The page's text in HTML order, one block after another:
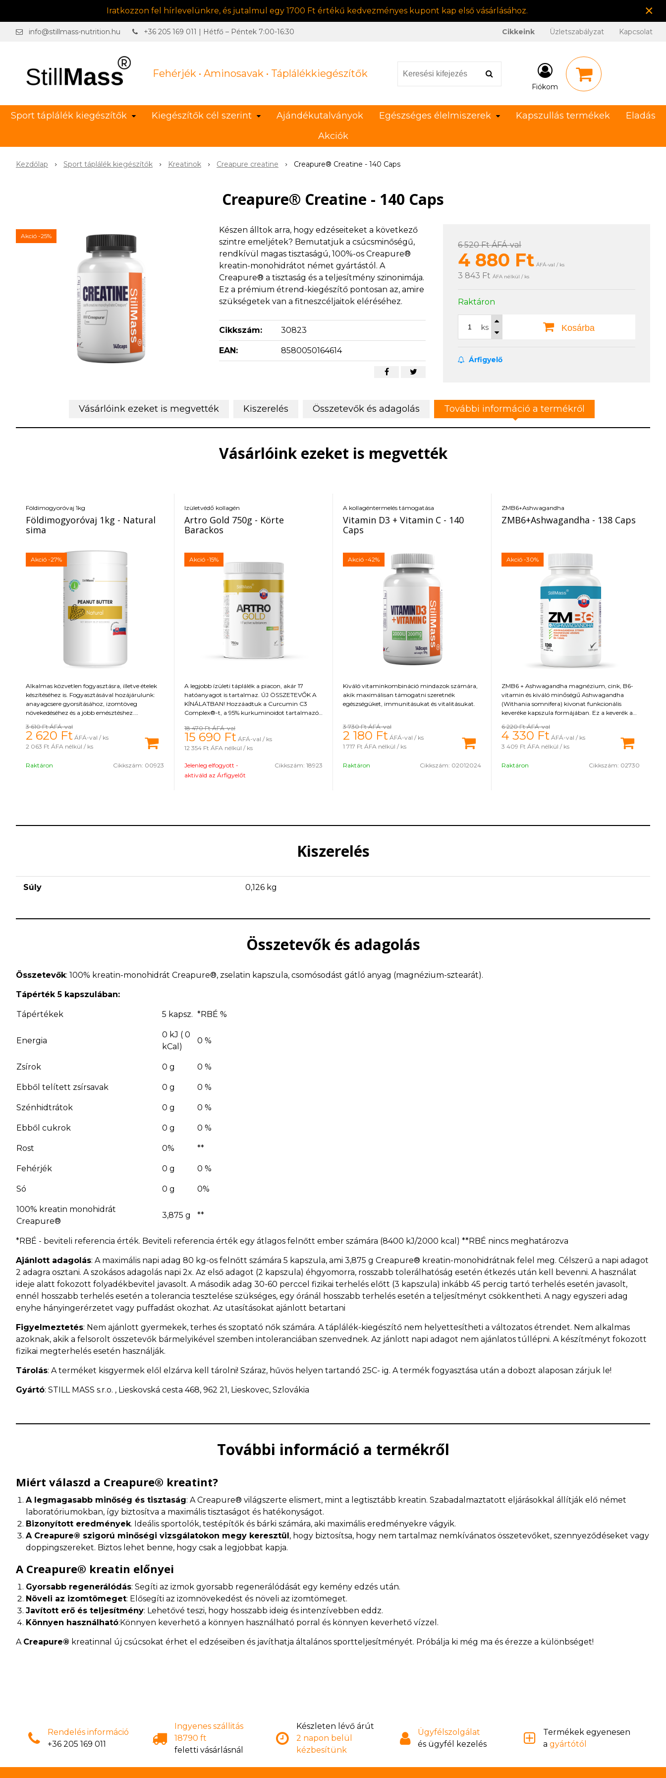
Iratkozzon fel hírlevelünkre, és jutalmul egy 1700 Ft értékű kedvezményes kupont kap első vásárlásához. ×
Fehérjék • Aminosavak • Táplálékkiegészítők
info@stillmass-nutrition.hu +36 205 169 011 | Hétfő – Péntek 7:00-16:30 Cikkeink Üzletszabályzat Kapcsolat
Fiókom
Sport táplálék kiegészítők Kiegészítők cél szerint Ajándékutalványok Egészséges élelmiszerek Kapszullás termékek
Eladás
Akciók
Kezdőlap Sport táplálék kiegészítők Kreatinok Creapure creatine Creapure® Creatine - 140 Caps
Creapure® Creatine - 140 Caps
Akció -25%
6 520 FtÁFÁ-val
4 880 Ft ÁFÁ-val / ks
3 843 Ft ÁFA nélkül / ks
Raktáron
ks Kosárba
Árfigyelő
Készen álltok arra, hogy edzéseiteket a következő
szintre emeljétek? Bemutatjuk a csúcsminőségű,
rendkívül magas tisztaságú, 100%-os Creapure®
kreatin-monohidrátot német gyártástól. A
Creapure® a tisztaság és a teljesítmény szinonimája.
Ez a prémium étrend-kiegészítő pontosan az, amire
szükségetek van a fitneszcéljaitok eléréséhez.
Cikkszám: 30823
EAN: 8580050164614
Vásárlóink ezeket is megvették Kiszerelés Összetevők és adagolás További információ a termékről
Vásárlóink ezeket is megvették
Földimogyoróvaj 1kg
Földimogyoróvaj 1kg - Natural
sima
Akció -27%
Alkalmas közvetlen fogyasztásra, illetve ételek
készítéséhez is. Fogyasztásával hozájárulunk:
anayagcsere gyorsításához, izomtöveg
növekedéséhez és a jobb emésztéshez.
nátrium, magnézium, réz, szelén, cink, foszfor,
mangán, omega 3 és 6 zsírsavak, folsav,
pantoténsav, vitamin B és E.
3 610 FtÁFÁ-val
2 620 Ft ÁFÁ-val / ks
2 063 Ft ÁFA nélkül / ks
Raktáron Cikkszám: 00923
Izületvédő kollagén
Artro Gold 750g - Körte
Barackos
Akció -15%
A legjobb ízületi táplálék a piacon, akár 17
hatóanyagot is tartalmaz. ÚJ ÖSSZETEVŐK A
KÍNÁLATBAN! Hozzáadtuk a Curcumin C3
Complex®-t, a 95% kurkuminoidot tartalmazó
tulajdonságokkal rendelkezik, valamint az Opti
7 Digest nevű emésztőenzimek keverékét a
tápanyagok hatékony felszívódásához és
az egészséges ízületek és kötőszövetek
támogatására. A termék természetes stevia
18 470 FtÁFÁ-val
15 690 Ft ÁFÁ-val / ks
12 354 Ft ÁFA nélkül / ks
Jelenleg elfogyott -
aktiváld az Árfigyelőt
Cikkszám: 18923
A kollagéntermelés támogatása
Vitamin D3 + Vitamin C - 140
Caps
Akció -42%
Kiváló vitaminkombináció mindazok számára,
akik maximálisan támogatni szeretnék
egészségüket, immunitásukat és vitalitásukat.
3 730 FtÁFÁ-val
2 180 Ft ÁFÁ-val / ks
1 717 Ft ÁFA nélkül / ks
Raktáron Cikkszám: 02012024
ZMB6+Ashwagandha
ZMB6+Ashwagandha - 138 Caps
Akció -30%
ZMB6 + Ashwagandha magnézium, cink, B6-
vitamin és kiváló minőségű Ashwagandha
(Withania somnifera) kivonat funkcionális
keveréke kapszula formájában. Ez a keverék a
pozitív hatással van a szervezetre, hozzájárul a
vér normál tesztoszteronszintjének
fenntartásához. 500 mg Ashwagandha kivonat
adagban), amely a fő összetevője.
6 220 FtÁFÁ-val
4 330 Ft ÁFÁ-val / ks
3 409 Ft ÁFA nélkül / ks
Raktáron Cikkszám: 02730
Kiszerelés
Súly 0,126 kg
Összetevők és adagolás
Összetevők: 100% kreatin-monohidrát Creapure®, zselatin kapszula, csomósodást gátló anyag (magnézium-sztearát).
Tápérték 5 kapszulában:
Tápértékek 5 kapsz. *RBÉ %
Energia
0 kJ ( 0
kCal)
0 %
Zsírok 0 g 0 %
Ebből telített zsírsavak 0 g 0 %
Szénhidtrátok 0 g 0 %
Ebből cukrok 0 g 0 %
Rost 0% **
Fehérjék 0 g 0 %
Só 0 g 0%
100% kreatin monohidrát
Creapure®
3,875 g **
*RBÉ - beviteli referencia érték. Beviteli referencia érték egy átlagos felnőtt ember számára (8400 kJ/2000 kcal) **RBÉ nincs meghatározva
Ajánlott adagolás: A maximális napi adag 80 kg-os felnőtt számára 5 kapszula, ami 3,875 g Creapure® kreatin-monohidrátnak felel meg. Célszerű a napi adagot
2 adagra osztani. A szokásos adagolás napi 2x. Az első adagot (2 kapszula) éhgyomorra, rosszabb tolerálhatóság esetén étkezés után kell bevenni. A használat
ideje alatt fokozott folyadékbevitel javasolt. A második adag 30-60 perccel fizikai terhelés előtt (3 kapszula) inkább 45 percig tartó terhelés esetén javasolt,
ennél hosszabb terhelés esetén a tolerancia tesztelése szükséges, egy óránál hosszabb terhelés esetén a teljesítményt csökkentheti. A nagy egyszeri adag
enyhe hányingerérzetet vagy puffadást okozhat. Az utasításokat ajánlott betartani
Figyelmeztetés: Nem ajánlott gyermekek, terhes és szoptató nők számára. A táplálék-kiegészítő nem helyettesítheti a változatos étrendet. Nem alkalmas
azoknak, akik a felsorolt összetevők bármelyikével szemben intoleranciában szenvednek. Az jánlott napi adagot nem ajánlatos túllépni. A készítményt fokozott
fizikai megterhelés esetén használják.
Tárolás: A terméket kisgyermek elől elzárva kell tárolni! Száraz, hűvös helyen tartandó 25C- ig. A termék fogyasztása után a dobozt alaposan zárjuk le!
Gyártó: STILL MASS s.r.o. , Lieskovská cesta 468, 962 21, Lieskovec, Szlovákia
További információ a termékről
Miért válaszd a Creapure® kreatint?
A legmagasabb minőség és tisztaság: A Creapure® világszerte elismert, mint a legtisztább kreatin. Szabadalmaztatott eljárásokkal állítják elő német
laboratóriumokban, így biztosítva a maximális tisztaságot és hatékonyságot.
Bizonyított eredmények. Ideális sportolók, testépítők és bárki számára, aki maximális eredményekre vágyik.
A Creapure® szigorú minőségi vizsgálatokon megy keresztül, hogy biztosítsa, hogy nem tartalmaz nemkívánatos összetevőket, szennyeződéseket vagy
doppingszereket. Biztos lehet benne, hogy csak a legjobbat kapja.
A Creapure® kreatin előnyei
Gyorsabb regenerálódás: Segíti az izmok gyorsabb regenerálódását egy kemény edzés után.
Növeli az izomtömeget: Elősegíti az izomnövekedést és növeli az izomtömeget.
Javított erő és teljesítmény: Lehetővé teszi, hogy hosszabb ideig és intenzívebben eddz.
Könnyen használható:Könnyen keverhető a könnyen használható porral és könnyen keverhető vízzel.
A Creapure® kreatinnal új csúcsokat érhet el edzéseiben és javíthatja általános sportteljesítményét. Próbálja ki még ma és érezze a különbséget!
Rendelés információ
+36 205 169 011
Ingyenes szállitás
18790 ft
feletti vásárlásnál
Készleten lévő árút
2 napon belül
kézbesítünk
Ügyfélszolgálat
és ügyfél kezelés
Termékek egyenesen
a gyártótól